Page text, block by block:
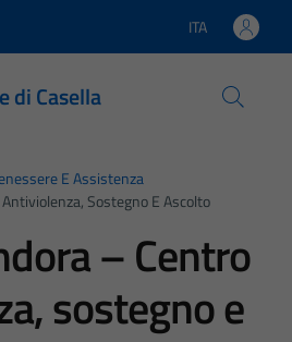
Lingua attiva:
ITA
di Casella
E Assistenza
Sostegno E Ascolto
– Centro
sostegno e